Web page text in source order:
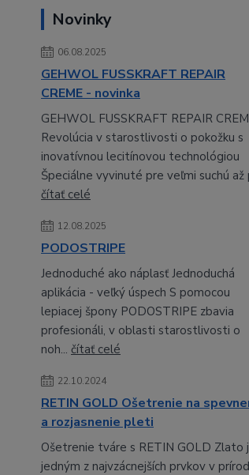
Novinky
06.08.2025
GEHWOL FUSSKRAFT REPAIR
CREME - novinka
GEHWOL FUSSKRAFT REPAIR
Revolúcia v starostlivosti o pokožku s
inovatívnou lecitínovou technológiou
Špeciálne vyvinuté pre veľmi suchú až
čítať celé
12.08.2025
PODOSTRIPE
Jednoduché ako náplasť Jednoduchá
aplikácia - veľký úspech S pomocou
lepiacej špony PODOSTRIPE zbavia
profesionáli, v oblasti starostlivosti o
noh... čítať celé
22.10.2024
RETIN GOLD Ošetrenie na
a rozjasnenie pleti
Ošetrenie tváre s RETIN GOLD Zlato
jedným z najvzácnejších prvkov v